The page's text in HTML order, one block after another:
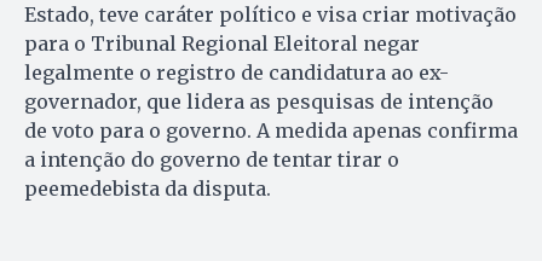
Estado, teve caráter político e visa criar motivação
para o Tribunal Regional Eleitoral negar
legalmente o registro de candidatura ao ex-
governador, que lidera as pesquisas de intenção
de voto para o governo. A medida apenas confirma
a intenção do governo de tentar tirar o
peemedebista da disputa.